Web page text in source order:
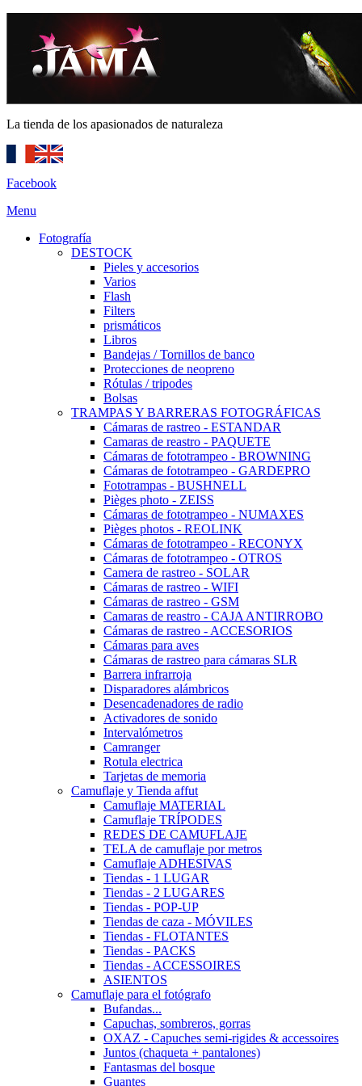
La tienda de los apasionados de naturaleza
Facebook
Menu
Fotografía
DESTOCK
Pieles y accesorios
Varios
Flash
Filters
prismáticos
Libros
Bandejas / Tornillos de banco
Protecciones de neopreno
Rótulas / tripodes
Bolsas
TRAMPAS Y BARRERAS FOTOGRÁFICAS
Cámaras de rastreo - ESTANDAR
Camaras de reastro - PAQUETE
Cámaras de fototrampeo - BROWNING
Cámaras de fototrampeo - GARDEPRO
Fototrampas - BUSHNELL
Pièges photo - ZEISS
Cámaras de fototrampeo - NUMAXES
Pièges photos - REOLINK
Cámaras de fototrampeo - RECONYX
Cámaras de fototrampeo - OTROS
Camera de rastreo - SOLAR
Cámaras de rastreo - WIFI
Cámaras de rastreo - GSM
Camaras de reastro - CAJA ANTIRROBO
Cámaras de rastreo - ACCESORIOS
Cámaras para aves
Cámaras de rastreo para cámaras SLR
Barrera infrarroja
Disparadores alámbricos
Desencadenadores de radio
Activadores de sonido
Intervalómetros
Camranger
Rotula electrica
Tarjetas de memoria
Camuflaje y Tienda affut
Camuflaje MATERIAL
Camuflaje TRÍPODES
REDES DE CAMUFLAJE
TELA de camuflaje por metros
Camuflaje ADHESIVAS
Tiendas - 1 LUGAR
Tiendas - 2 LUGARES
Tiendas - POP-UP
Tiendas de caza - MÓVILES
Tiendas - FLOTANTES
Tiendas - PACKS
Tiendas - ACCESSOIRES
ASIENTOS
Camuflaje para el fotógrafo
Bufandas...
Capuchas, sombreros, gorras
OXAZ - Capuches semi-rigides & accessoires
Juntos (chaqueta + pantalones)
Fantasmas del bosque
Guantes